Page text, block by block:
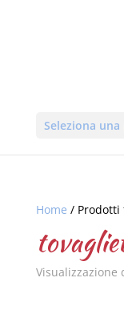
Seleziona una
Home / Prodotti
Visualizzazione